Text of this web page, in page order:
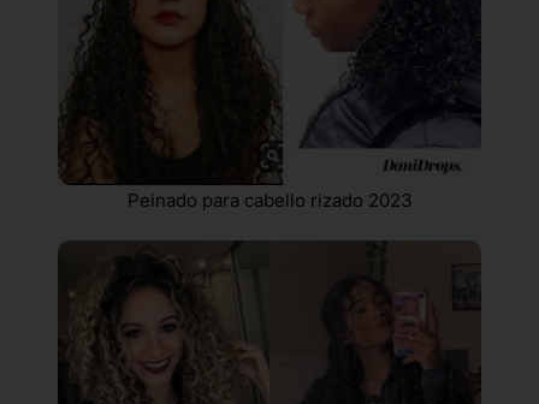
Peinado para cabello rizado 2023